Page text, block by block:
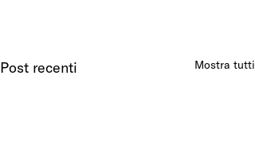
Post recenti Mostra tutti